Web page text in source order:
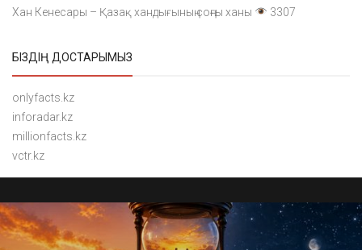
Хан Кенесары – Қазақ хандығының соңғы ханы
3307
БІЗДІҢ ДОСТАРЫМЫЗ
onlyfacts.kz
inforadar.kz
millionfacts.kz
vctr.kz